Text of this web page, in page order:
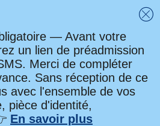
— Avant votre
un lien de préadmission
Merci de compléter
Sans réception de ce
avec l'ensemble de vos
pièce d'identité,
En savoir plus